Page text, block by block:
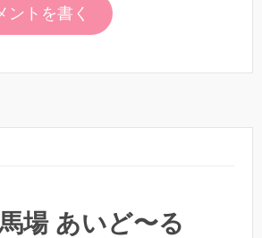
ントを書く
場 あいど〜る